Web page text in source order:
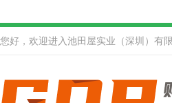
您好，欢迎进入池田屋实业（深圳）有